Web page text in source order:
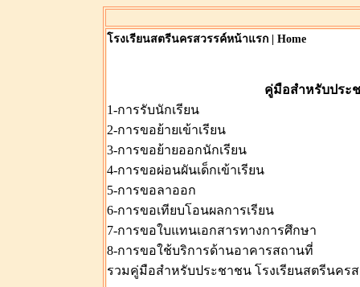
โรงเรียนสตรีนครสวรรค์หน้าแรก | Home
คู่มือสำหรับประ
1-การรับนักเรียน
2-การขอย้ายเข้าเรียน
3-การขอย้ายออกนักเรียน
4-การขอผ่อนผันเด็กเข้าเรียน
5-การขอลาออก
6-การขอเทียบโอนผลการเรียน
7-การขอใบแทนเอกสารทางการศึกษา
8-การขอใช้บริการด้านอาคารสถานที่
รวมคู่มือสำหรับประชาชน โรงเรียนสตรีนคร